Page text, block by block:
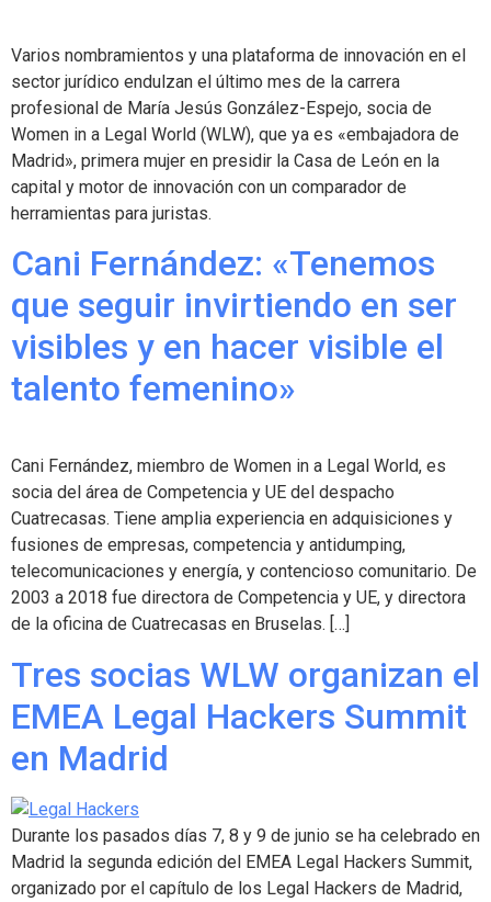
Varios nombramientos y una plataforma de innovación en el
sector jurídico endulzan el último mes de la carrera
profesional de María Jesús González-Espejo, socia de
Women in a Legal World (WLW), que ya es «embajadora de
Madrid», primera mujer en presidir la Casa de León en la
capital y motor de innovación con un comparador de
herramientas para juristas.
Cani Fernández: «Tenemos
que seguir invirtiendo en ser
visibles y en hacer visible el
talento femenino»
Cani Fernández, miembro de Women in a Legal World, es
socia del área de Competencia y UE del despacho
Cuatrecasas. Tiene amplia experiencia en adquisiciones y
fusiones de empresas, competencia y antidumping,
telecomunicaciones y energía, y contencioso comunitario. De
2003 a 2018 fue directora de Competencia y UE, y directora
de la oficina de Cuatrecasas en Bruselas. […]
Tres socias WLW organizan el
EMEA Legal Hackers Summit
en Madrid
Durante los pasados días 7, 8 y 9 de junio se ha celebrado en
Madrid la segunda edición del EMEA Legal Hackers Summit,
organizado por el capítulo de los Legal Hackers de Madrid,